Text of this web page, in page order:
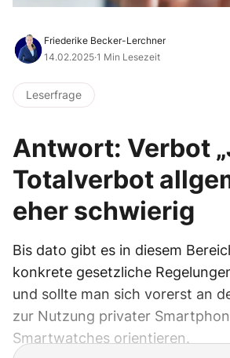
Friederike Becker-Lerchner
14.02.2025·1 Min Lesezeit
Leserfrage
Antwort: Verbot
Totalverbot
eher schwierig
Bis dato gibt es in diesem
konkrete gesetzliche
und sollte man sich vorerst an
zur Nutzung privater
Smartwatches orientieren.